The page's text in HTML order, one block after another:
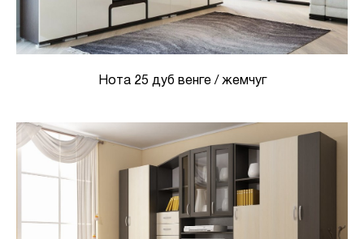
Нота 25 дуб венге / жемчуг